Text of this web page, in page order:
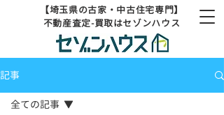
【埼玉県の古家・中古住宅専門】
不動産査定-買取はセゾンハウス
記事
全ての記事